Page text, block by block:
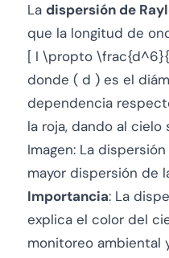
La dispersión de
que la longitud de
[ I \propto
donde ( d ) es el
dependencia
la roja, dando al cielo
Imagen: La
mayor dispersión de
Importancia: La
explica el color del
monitoreo ambiental